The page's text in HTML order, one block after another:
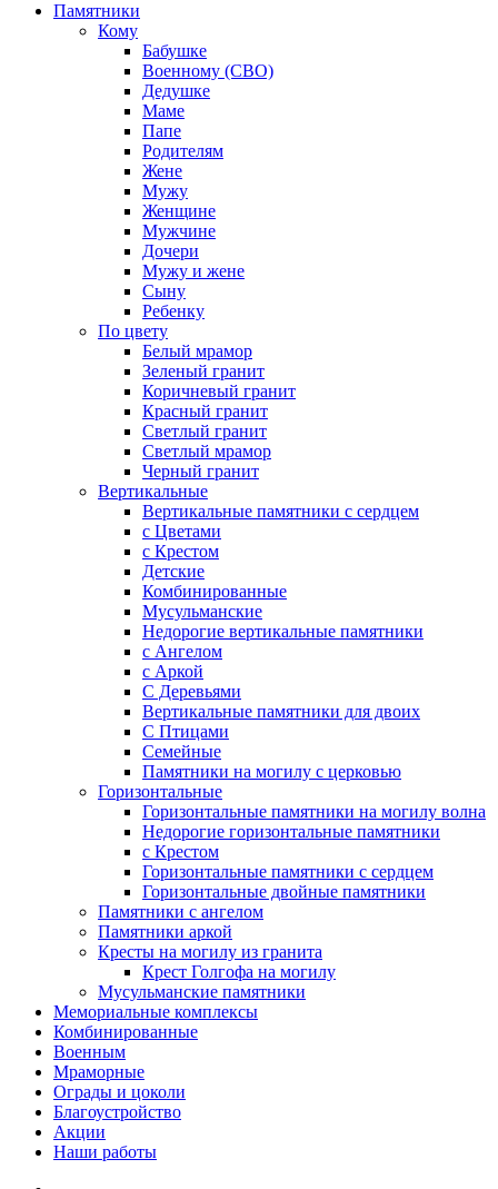
Памятники
Кому
Бабушке
Военному (СВО)
Дедушке
Маме
Папе
Родителям
Жене
Мужу
Женщине
Мужчине
Дочери
Мужу и жене
Сыну
Ребенку
По цвету
Белый мрамор
Зеленый гранит
Коричневый гранит
Красный гранит
Светлый гранит
Светлый мрамор
Черный гранит
Вертикальные
Вертикальные памятники с сердцем
с Цветами
c Крестом
Детские
Комбинированные
Мусульманские
Недорогие вертикальные памятники
с Ангелом
с Аркой
С Деревьями
Вертикальные памятники для двоих
С Птицами
Семейные
Памятники на могилу с церковью
Горизонтальные
Горизонтальные памятники на могилу волна
Недорогие горизонтальные памятники
с Крестом
Горизонтальные памятники с сердцем
Горизонтальные двойные памятники
Памятники с ангелом
Памятники аркой
Кресты на могилу из гранита
Крест Голгофа на могилу
Мусульманские памятники
Мемориальные комплексы
Комбинированные
Военным
Мраморные
Ограды и цоколи
Благоустройство
Акции
Наши работы